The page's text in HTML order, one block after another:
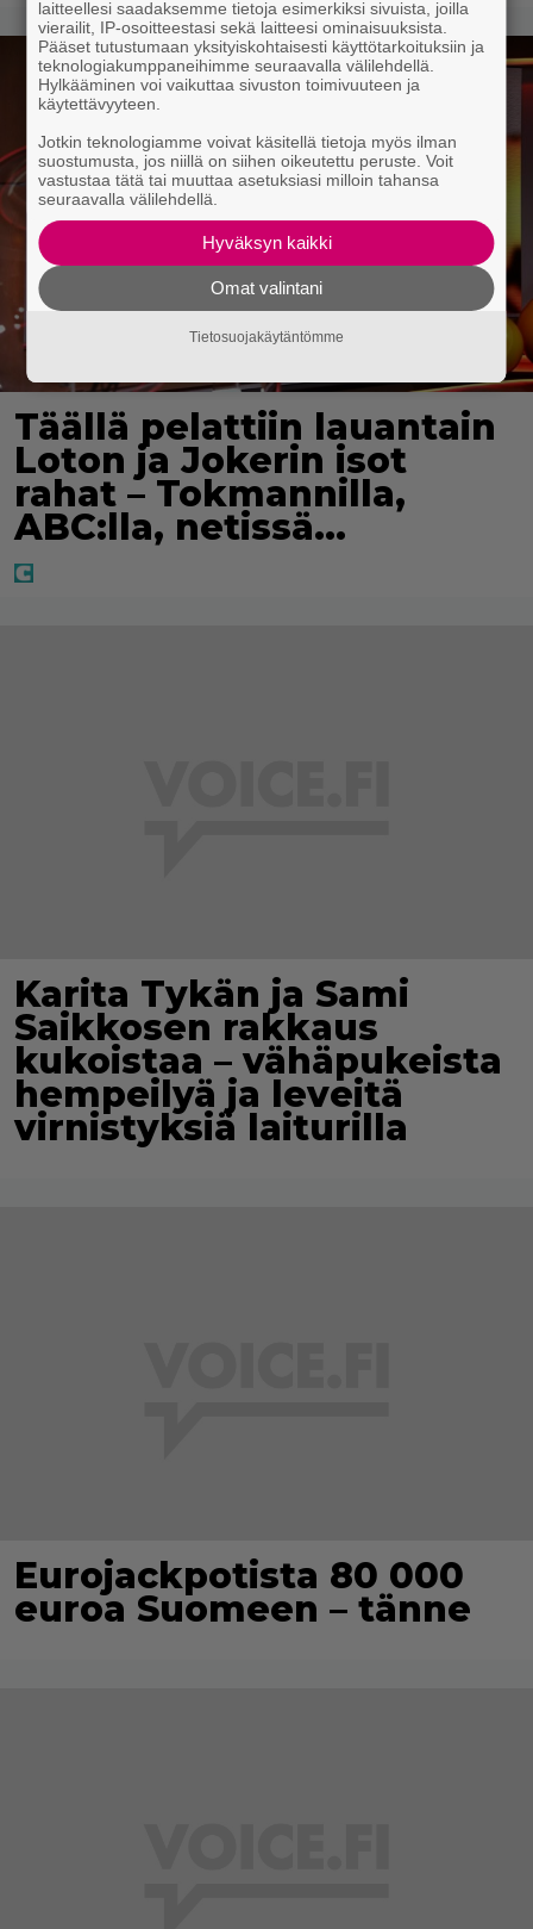
Täällä pelattiin lauantain
Loton ja Jokerin isot
rahat – Tokmannilla,
ABC:lla, netissä…
Karita Tykän ja Sami
Saikkosen rakkaus
kukoistaa – vähäpukeista
hempeilyä ja leveitä
virnistyksiä laiturilla
Eurojackpotista 80 000
euroa Suomeen – tänne
laitteellesi saadaksemme tietoja esimerkiksi sivuista, joilla
vierailit, IP-osoitteestasi sekä laitteesi ominaisuuksista.
Pääset tutustumaan yksityiskohtaisesti käyttötarkoituksiin ja
teknologiakumppaneihimme seuraavalla välilehdellä.
Hylkääminen voi vaikuttaa sivuston toimivuuteen ja
käytettävyyteen.
Jotkin teknologiamme voivat käsitellä tietoja myös ilman
suostumusta, jos niillä on siihen oikeutettu peruste. Voit
vastustaa tätä tai muuttaa asetuksiasi milloin tahansa
seuraavalla välilehdellä.
Hyväksyn kaikki
Omat valintani
Tietosuojakäytäntömme